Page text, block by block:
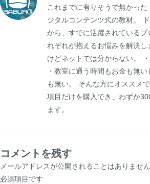
これまでに有りそうで無かっ
ジタルコンテンツ式の教材。
から、すでに活躍されている
れぞれが抱えるお悩みを解決
けどネットでは分からない。
・教室に通う時間もお金も無
も無い。 そんな方にオススメ
項目だけを購入でき、わずか
ます。
コメントを残す
メールアドレスが公開されることはありません
必須項目です